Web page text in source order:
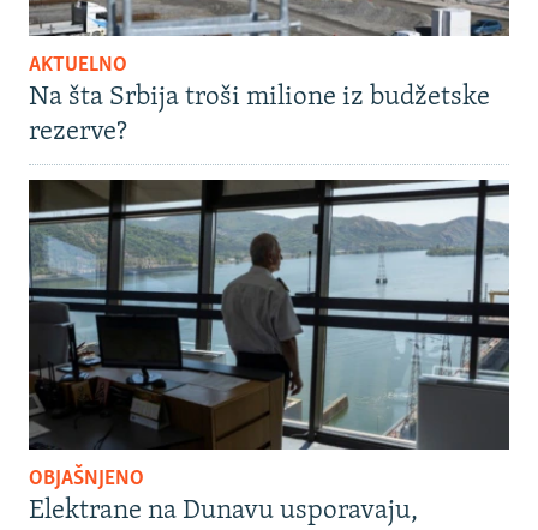
AKTUELNO
Na šta Srbija troši milione iz budžetske
rezerve?
OBJAŠNJENO
Elektrane na Dunavu usporavaju,